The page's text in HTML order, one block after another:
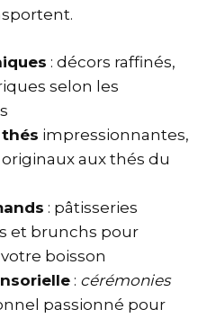
: décors raffinés,
selon les
impressionnantes,
aux thés du
: pâtisseries
et brunchs pour
boisson
: cérémonies
passionné pour